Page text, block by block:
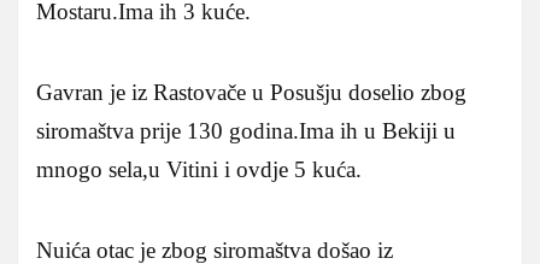
Mostaru.Ima ih 3 kuće.
Gavran je iz Rastovače u Posušju doselio zbog
siromaštva prije 130 godina.Ima ih u Bekiji u
mnogo sela,u Vitini i ovdje 5 kuća.
Nuića otac je zbog siromaštva došao iz